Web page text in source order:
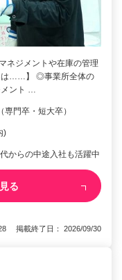
ネジメントや在庫の管理
は……】 ◎事業所全体の
メント …
門卒・短大卒）
)
からの中途入社も活躍中
る
掲載終了日： 2026/09/30